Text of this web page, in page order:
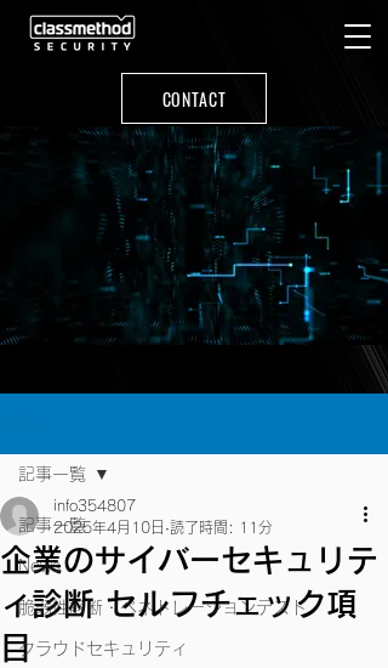
CONTACT
記事一覧
News
脆弱性診断・ペネトレーションテスト
クラウドセキュリティ
記事一覧
企業のサイバーセキュリテ
ィ診断 セルフチェック項
目
info354807
2025年4月10日 読了時間: 11分